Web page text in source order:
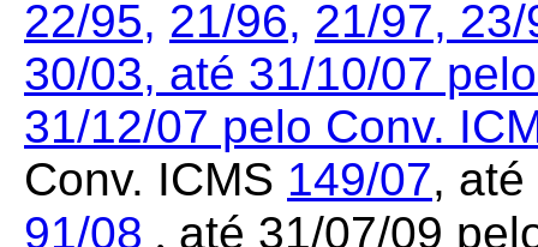
22/95, 21/96, 21/97,
30/03, até 31/10/07
31/12/07 pelo Conv.
Conv. ICMS 149/07,
91/08 , até 31/07/09